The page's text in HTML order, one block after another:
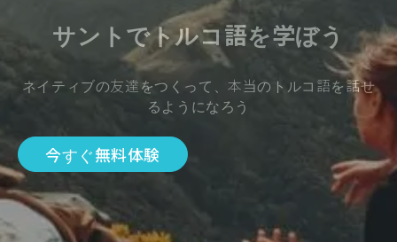
サントでトルコ語を学ぼう
ネイティブの友達をつくって、本当のトルコ語を話せ
るようになろう
今すぐ無料体験